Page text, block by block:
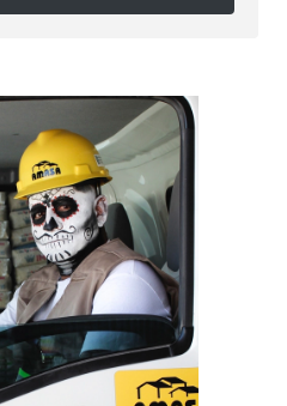
en Instagram